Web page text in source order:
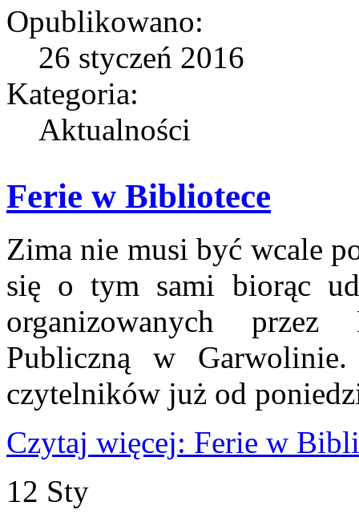
Opublikowano:
26 styczeń 2016
Kategoria:
Aktualności
Ferie w Bibliotece
Zima nie musi być wcale
się o tym sami biorąc
organizowanych przez
Publiczną w Garwolinie.
czytelników już od
Czytaj więcej: Ferie w
12 Sty